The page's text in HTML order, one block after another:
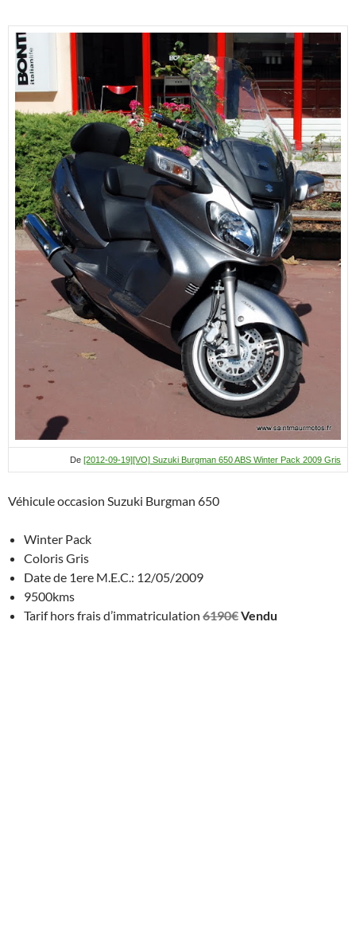
De [2012-09-19][VO] Suzuki Burgman 650 ABS Winter Pack 2009 Gris
Véhicule occasion Suzuki Burgman 650
Winter Pack
Coloris Gris
Date de 1ere M.E.C.: 12/05/2009
9500kms
Tarif hors frais d’immatriculation 6190€Vendu